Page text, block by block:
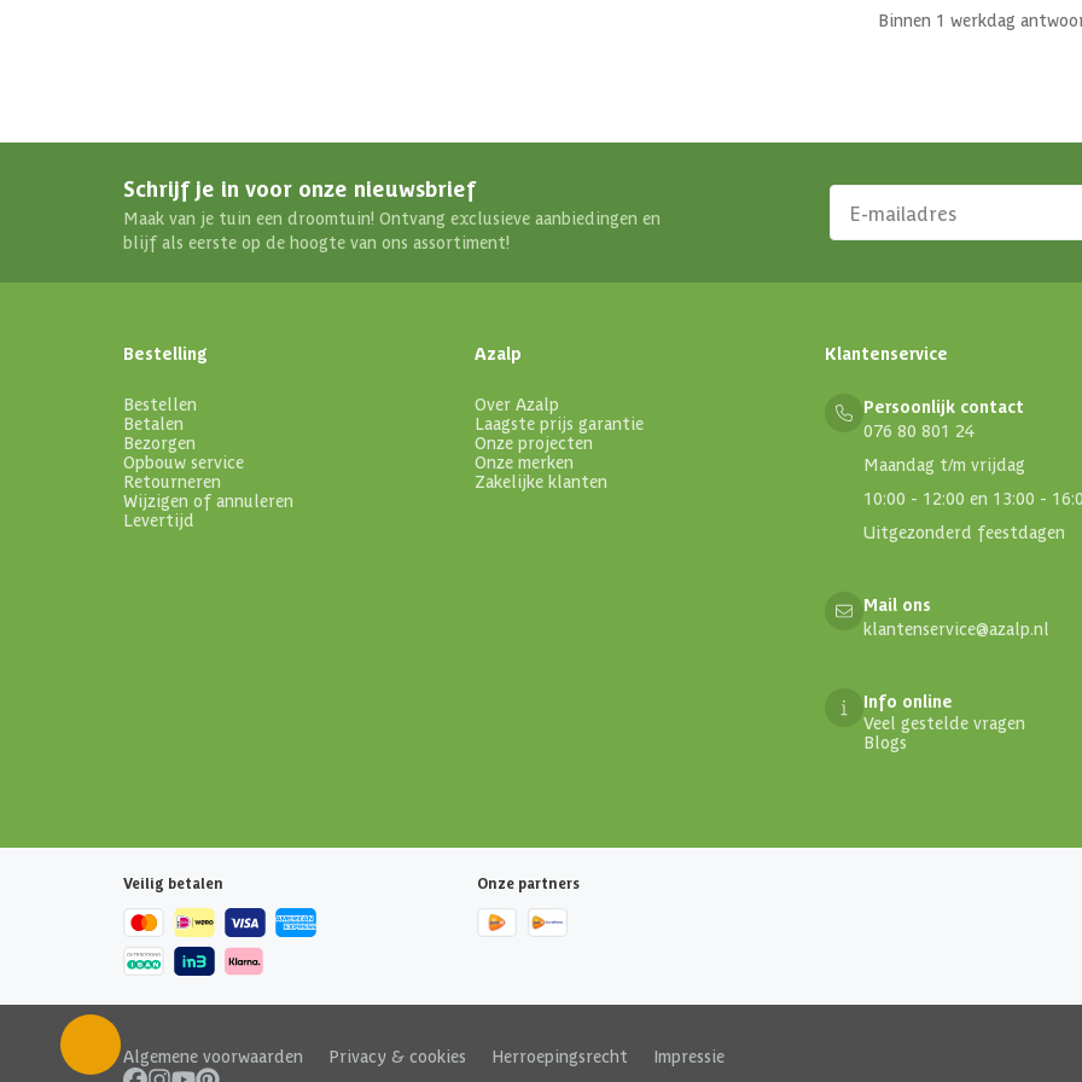
Binnen 1 werkdag
Schrijf je in voor onze nieuwsbrief
Maak van je tuin een droomtuin! Ontvang exclusieve aanbiedingen en
blijf als eerste op de hoogte van ons assortiment!
Bestelling
Bestellen
Betalen
Bezorgen
Opbouw service
Retourneren
Wijzigen of annuleren
Levertijd
Azalp
Over Azalp
Laagste prijs garantie
Onze projecten
Onze merken
Zakelijke klanten
Klantenservice
Persoonlijk contact
076 80 801 24
Maandag t/m vrijdag
10:00 - 12:00 en 13:00 -
Uitgezonderd feestdagen
Mail ons
klantenservice@azalp.nl
Info online
Veel gestelde vragen
Blogs
Veilig betalen Onze partners
Algemene voorwaarden Privacy & cookies Herroepingsrecht Impressie